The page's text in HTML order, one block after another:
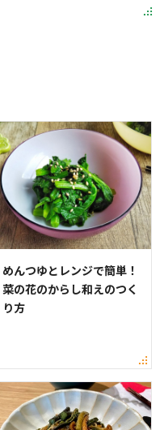
めんつゆとレンジで簡単！
菜の花のからし和えのつく
り方